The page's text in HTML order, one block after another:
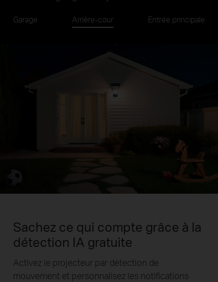
Garage Arrière-cour Entrée principale
Sachez ce qui compte grâce à la
détection IA gratuite
Activez le projecteur par détection de
mouvement et personnalisez les notifications